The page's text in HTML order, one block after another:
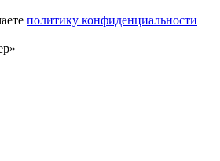
политику конфиденциальности